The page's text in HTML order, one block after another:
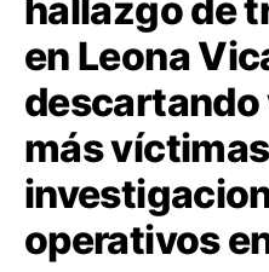
hallazgo de
en Leona
descartando
más
operativos